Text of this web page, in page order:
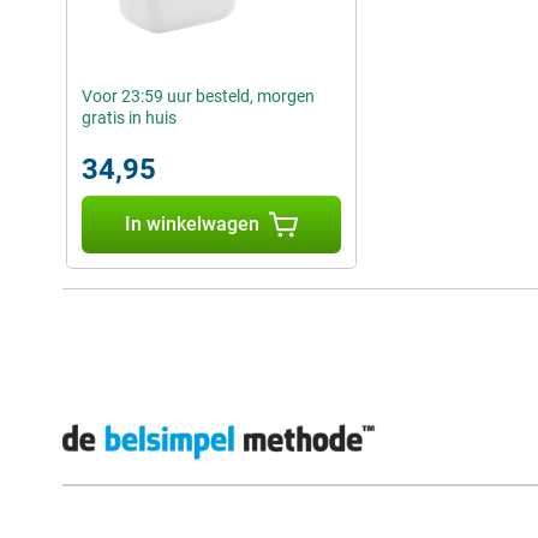
Voor 23:59 uur besteld, morgen
gratis in huis
34,95
In winkelwagen